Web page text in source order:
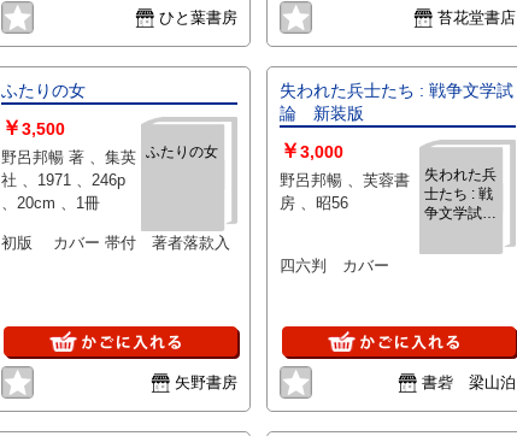
ひと葉書房
が遺族から託されたこの貴重な写
真をまとめた『野呂邦暢 古本屋
の古本にまつわるエッセイ、編者
対談を増補し奇跡の文庫化。神保
町・早稲田などの古本屋写真に加
え、野呂邦暢自宅本棚写真も収録
する。拙く清冽で執拗なカメラア
イが１９７０年代の都市と古本屋
を駆け巡る。（紹介文） 全点カ
ラー写真（ただし褪色、汚れなど
もそのままの状態で印刷） ３部
（２９図）、早稲田（１４図）、
渋谷（５図）、池袋（２図）、広
島（４図）、荻窪（１図）、店頭
スナップ・他（２２図）、野呂邦
苔花堂書店
ふたりの女
ふたりの女
￥3,500
野呂邦暢 著 、集英
社 、1971 、246p
、20cm 、1冊
初版 カバー 帯付 著者落款入
矢野書房
失われた兵士たち : 戦争文学試
論 新装版
失われた兵
士たち : 戦
争文学試
￥3,000
野呂邦暢 、芙蓉書
房 、昭56
四六判 カバー
書砦 梁山泊